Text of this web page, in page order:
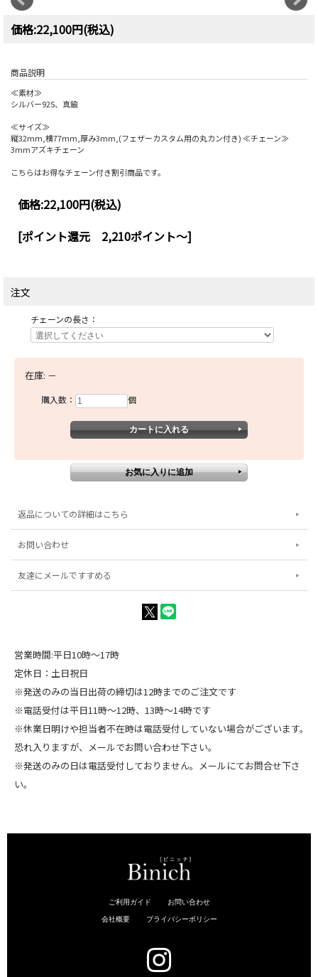
価格:22,100円(税込)
商品説明
≪素材≫
シルバー925、真鍮
≪サイズ≫
縦32mm,横77mm,厚み3mm,(フェザーカスタム用の丸カン付き) ≪チェーン≫
3mmアズキチェーン
こちらはお得なチェーン付き割引商品です。
価格:22,100円(税込)
[ポイント還元 2,210ポイント～]
注文
チェーンの長さ：
在庫: －
購入数： 個
返品についての詳細はこちら
お問い合わせ
友達にメールですすめる
営業時間:平日10時～17時
定休日：土日祝日
※発送のみの当日出荷の締切は12時までのご注文です
※電話受付は平日11時～12時、13時～14時です
※休業日明けや担当者不在時は電話受付していない場合がございます。
恐れ入りますが、メールでお問い合わせ下さい。
※発送のみの日は電話受付しておりません。メールにてお問合せ下さ
い。